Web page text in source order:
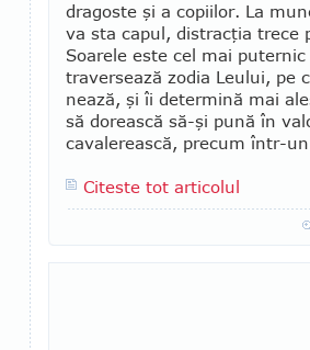
dragoste şi a co­piilor. La
va sta capul, distracţia trece
Soarele este cel mai
traversează zodia Leului, pe
nează, şi îi determină mai
să dorească să-şi pună în
cavalerească, precum într-
Citeste tot articolul